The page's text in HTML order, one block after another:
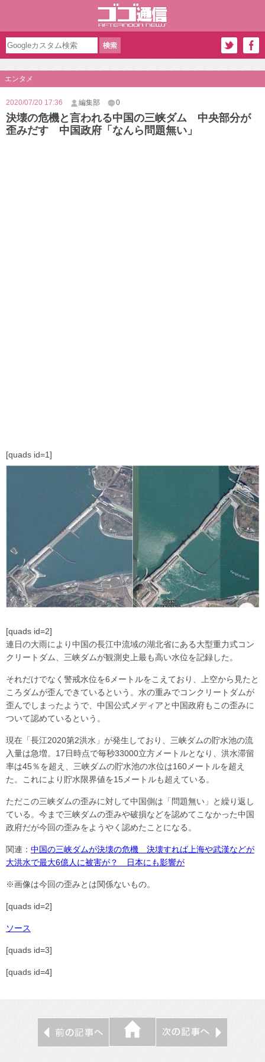
エンタメ
2020/07/20 17:36 編集部 0
決壊の危機と言われる中国の三峡ダム 中央部分が
歪みだす 中国政府「なんら問題無い」
[quads id=1]
[quads id=2]
連日の大雨により中国の長江中流域の湖北省にある大型重力式コン
クリートダム、三峡ダムが観測史上最も高い水位を記録した。
それだけでなく警戒水位を6メートルをこえており、上空から見たと
ころダムが歪んできているという。水の重みでコンクリートダムが
歪んでしまったようで、中国公式メディアと中国政府もこの歪みに
ついて認めているという。
現在「長江2020第2洪水」が発生しており、三峡ダムの貯水池の流
入量は急増。17日時点で毎秒33000立方メートルとなり、洪水滞留
率は45％を超え、三峡ダムの貯水池の水位は160メートルを超え
た。これにより貯水限界値を15メートルも超えている。
ただこの三峡ダムの歪みに対して中国側は「問題無い」と繰り返し
ている。今まで三峡ダムの歪みや破損などを認めてこなかった中国
政府だが今回の歪みをようやく認めたことになる。
関連： 中国の三峡ダムが決壊の危機 決壊すれば上海や武漢などが
大洪水で最大6億人に被害が？ 日本にも影響が
※画像は今回の歪みとは関係ないもの。
[quads id=2]
ソース
[quads id=3]
[quads id=4]